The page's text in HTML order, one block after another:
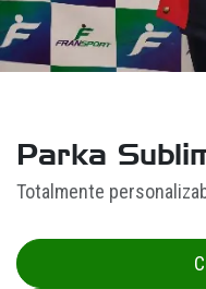
Parka
Totalmente